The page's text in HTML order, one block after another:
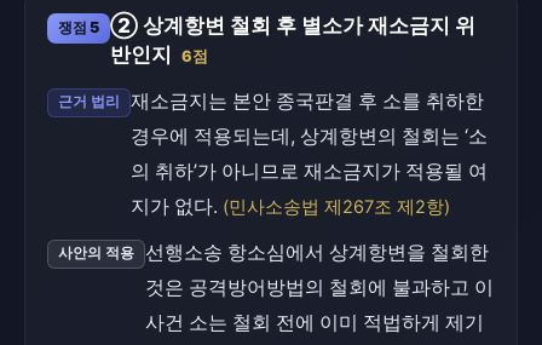
쟁점 5 ② 상계항변 철회 후 별소가 재소금지 위
반인지
6점
근거 법리
재소금지는 본안 종국판결 후 소를 취하한
경우에 적용되는데, 상계항변의 철회는 ‘소
의 취하’가 아니므로 재소금지가 적용될 여
지가 없다. (민사소송법 제267조 제2항)
사안의 적용
선행소송 항소심에서 상계항변을 철회한
것은 공격방어방법의 철회에 불과하고 이
사건 소는 철회 전에 이미 적법하게 제기